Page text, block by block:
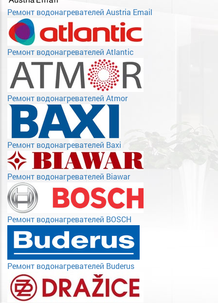
Ремонт водонагревателей Austria Email
Ремонт водонагревателей Atlantic
Ремонт водонагревателей Atmor
Ремонт водонагревателей Baxi
Ремонт водонагревателей Biawar
Ремонт водонагревателей BOSCH
Ремонт водонагревателей Buderus